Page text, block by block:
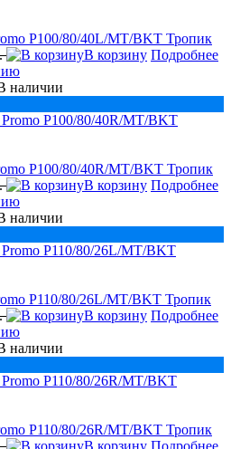
P100/80/40L/MT/BKT Тропик
В корзину Подробнее
наличии
P100/80/40R/MT/BKT Тропик
В корзину Подробнее
наличии
P110/80/26L/MT/BKT Тропик
В корзину Подробнее
наличии
P110/80/26R/MT/BKT Тропик
В корзину Подробнее